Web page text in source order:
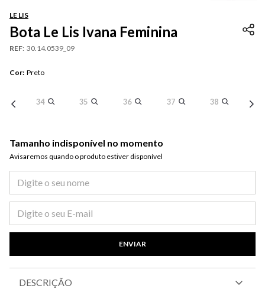
LE LIS
Bota Le Lis Ivana Feminina
REF: 30.14.0539_09
Cor: Preto
34 35 36 37 38
Tamanho indisponível no momento
Avisaremos quando o produto estiver disponível​
ENVIAR
DESCRIÇÃO